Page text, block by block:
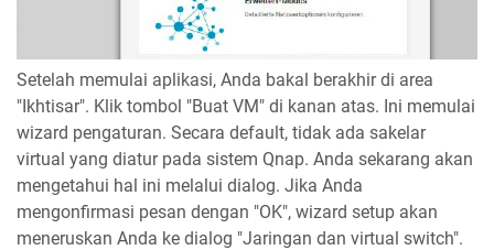
Setelah memulai aplikasi, Anda bakal berakhir di area
"Ikhtisar". Klik tombol "Buat VM" di kanan atas. Ini memulai
wizard pengaturan. Secara default, tidak ada sakelar
virtual yang diatur pada sistem Qnap. Anda sekarang akan
mengetahui hal ini melalui dialog. Jika Anda
mengonfirmasi pesan dengan "OK", wizard setup akan
meneruskan Anda ke dialog "Jaringan dan virtual switch".